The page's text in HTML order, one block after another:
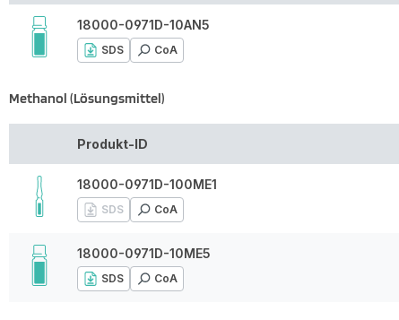
18000-0971D-10AN5
SDS CoA
Methanol (Lösungsmittel)
Produkt-ID
18000-0971D-100ME1
SDS CoA
18000-0971D-10ME5
SDS CoA